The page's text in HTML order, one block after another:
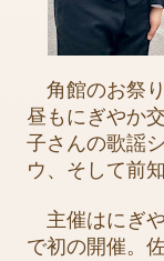
角館のお祭
昼もにぎやか
子さんの歌謡
ウ、そして前
主催はにぎ
で初の開催。